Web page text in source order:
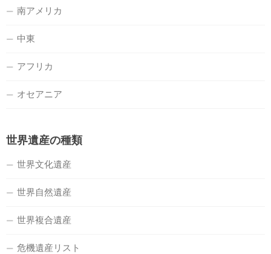
南アメリカ
中東
アフリカ
オセアニア
世界遺産の種類
世界文化遺産
世界自然遺産
世界複合遺産
危機遺産リスト